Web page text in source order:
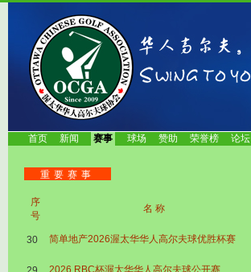
首页 新闻 赛事 球场 赞助 荣誉榜 论坛
重要赛事
序
号
名称
30 简单地产2026渥太华华人高尔夫球优胜杯赛
2026 RBC杯渥太华华人高尔夫球公开赛